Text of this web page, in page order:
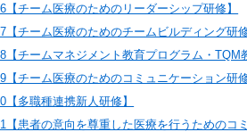
【チーム医療のためのリーダーシップ研修】
【チーム医療のためのチームビルディング研
【チームマネジメント教育プログラム・TQM
【チーム医療のためのコミュニケーション研
【多職種連携新人研修】
【患者の意向を尊重した医療を行うためのコ